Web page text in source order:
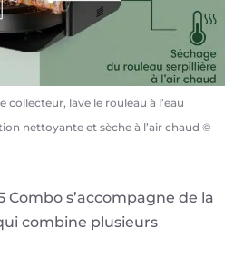
collecteur, lave le rouleau à l’eau
nettoyante et sèche à l’air chaud ©
Combo s’accompagne de la
combine plusieurs